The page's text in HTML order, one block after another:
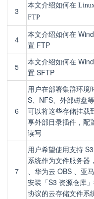
3
本文介绍如何在
FTP
4
本文介绍如何在
置 FTP
5
本文介绍如何在
置 SFTP
6
用户在部署集群环境
S、NFS、外部磁盘
可以将这些存储挂载
享外部目录插件，配
读写
7
用户希望使用支持
系统作为文件服务器
、华为云 OBS 、亚
安装「S3 资源仓库
协议的云存储文件系